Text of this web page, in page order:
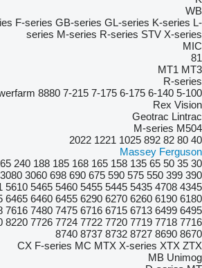
WB
F-series GB-series GL-series K-series L-
series M-series R-series STV X-series
MIC
81
MT1 MT3
R-series
5-100
6-140
6-175
7-175
7-215
8880
Rex Vision
Geotrac Lintrac
M-series M504
40
80
82
892
1025
1221
2022
Massey Ferguson
30
35
50
65
135
158
165
168
185
188
240
390
399
550
575
590
675
690
698
3060
3080
4345
4708
5435
5445
5455
5460
5465
5610
6180
6190
6260
6270
6290
6455
6460
6465
6495
6499
6713
6715
6716
7475
7480
7616
7716
7718
7719
7720
7722
7724
7726
8220
8670
8690
8727
8732
8737
8740
CX F-series MC MTX X-series XTX ZTX
MB Unimog